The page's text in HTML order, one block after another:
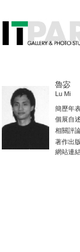
魯宓
Lu Mi
簡歷年
個展自
相關評
著作出
網站連